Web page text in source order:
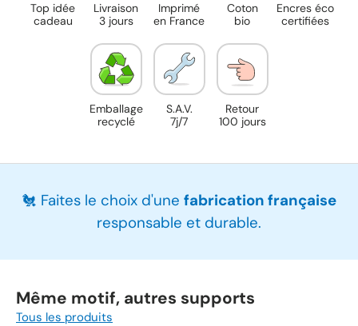
Top idée
cadeau
Livraison
3 jours
Imprimé
en France
Coton
bio
Encres éco
certifiées
Emballage
recyclé
S.A.V.
7j/7
Retour
100 jours
🐔 Faites le choix d'une fabrication française
responsable et durable.
Même motif, autres supports
Tous les produits